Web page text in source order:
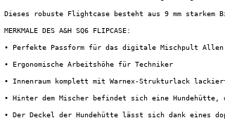
Dieses robuste Flightcase besteht aus 9 mm
MERKMALE DES A&H SQ6 FLIPCASE:
• Perfekte Passform für das digitale Mischpult Allen &
• Ergonomische Arbeitshöhe für Techniker
• Innenraum komplett mit Warnex-Strukturlack lackiert
• Hinter dem Mischer befindet sich eine
• Der Deckel der Hundehütte lässt sich dank eines